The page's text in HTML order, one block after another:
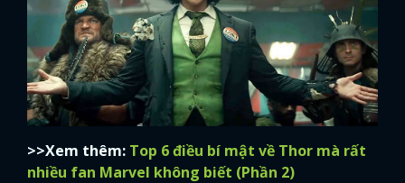
>>Xem thêm: Top 6 điều bí mật về Thor mà rất
nhiều fan Marvel không biết (Phần 2)